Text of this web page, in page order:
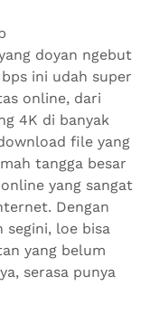
doyan ngebut
ini udah super
online, dari
4K di banyak
file yang
tangga besar
yang sangat
Dengan
segini, loe bisa
yang belum
serasa punya